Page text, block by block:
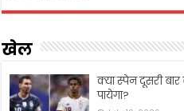
खेल
क्या स्पेन दूसरी
पायेगा?